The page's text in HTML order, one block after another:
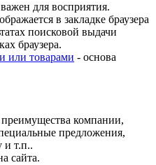
для восприятия.
в закладке браузера
поисковой выдачи
браузера.
или товарами - основа
компании,
предложения,
и т.п..
сайта.